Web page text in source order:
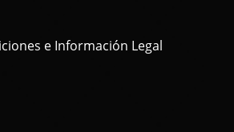
e Información Legal